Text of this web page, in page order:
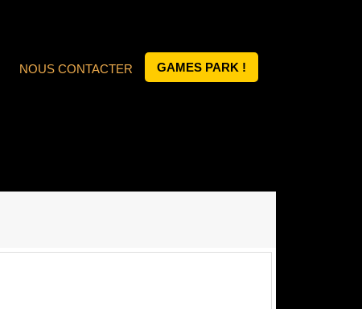
NOUS CONTACTER GAMES PARK !